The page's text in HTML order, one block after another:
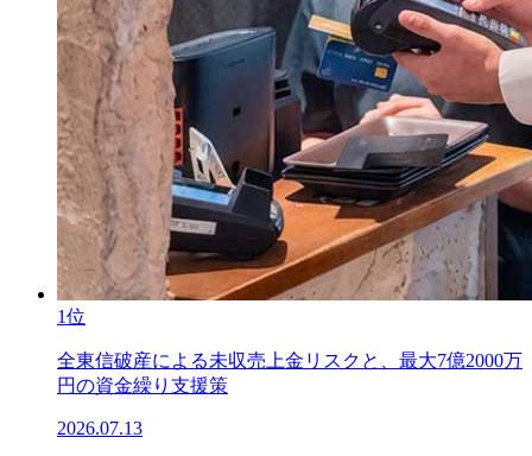
1位
全東信破産による未収売上金リスクと、最大7億2000万
円の資金繰り支援策
2026.07.13